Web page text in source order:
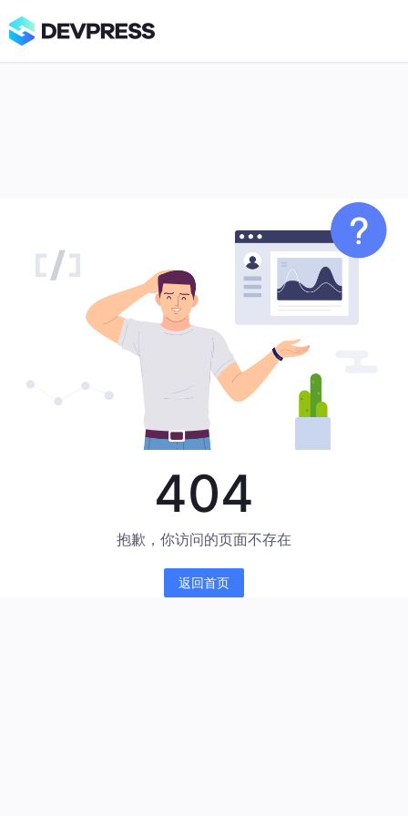
404
抱歉，你访问的页面不存在
返回首页